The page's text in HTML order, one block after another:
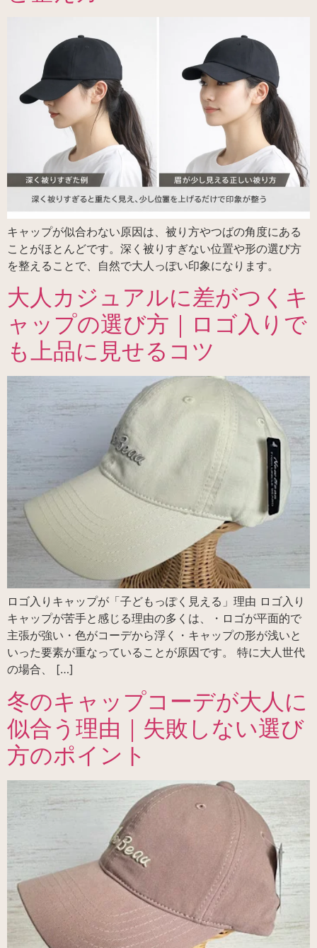
キャップが似合わない原因は、被り方やつばの角度にある
ことがほとんどです。深く被りすぎない位置や形の選び方
を整えることで、自然で大人っぽい印象になります。
大人カジュアルに差がつくキ
ャップの選び方｜ロゴ入りで
も上品に見せるコツ
ロゴ入りキャップが「子どもっぽく見える」理由 ロゴ入り
キャップが苦手と感じる理由の多くは、・ロゴが平面的で
主張が強い・色がコーデから浮く・キャップの形が浅いと
いった要素が重なっていることが原因です。 特に大人世代
の場合、 […]
冬のキャップコーデが大人に
似合う理由｜失敗しない選び
方のポイント